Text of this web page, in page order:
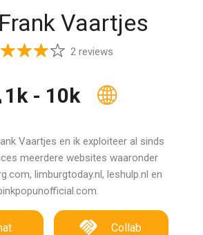
Frank Vaartjes
2 reviews
1k - 10k
Vaartjes en ik exploiteer al sinds
meerdere websites waaronder
limburgtoday.nl, leshulp.nl en
Collab